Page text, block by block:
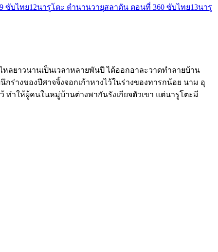
ซับไทย12นารูโตะ ตำนานวายุสลาตัน ตอนที่ 360 ซับไทย13นารู
ลยาวนานเป็นเวลาหลายพันปี ได้ออกอาละวาดทำลายบ้าน
างของปีศาจจิ้งจอกเก้าหางไว้ในร่างของทารกน้อย นาม อุ
ทำให้ผู้คนในหมู่บ้านต่างพากันรังเกียจตัวเขา แต่นารูโตะมี